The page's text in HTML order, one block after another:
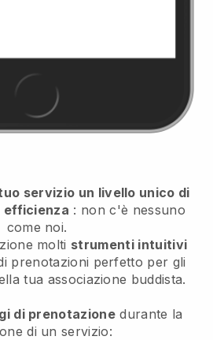
servizio un livello unico di
efficienza : non c'è nessuno
come noi.
molti strumenti intuitivi
prenotazioni perfetto per gli
tua associazione buddista.
di prenotazione durante la
di un servizio: